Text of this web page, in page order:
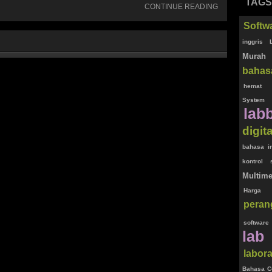
CONTINUE READING TAGS
inggris
Murah
hemat
System
bahasa
kontrol
Harga
software
lab
Bahasa